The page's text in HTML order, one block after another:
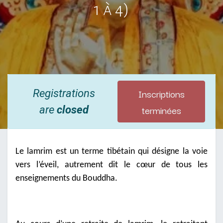
1 à 4)
Registrations
areclosed
Inscriptions
terminées
Le lamrim est un terme tibétain qui désigne la voie
vers l’éveil, autrement dit le cœur de tous les
enseignements du Bouddha.